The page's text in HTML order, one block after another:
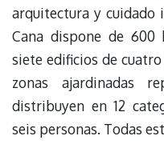
arquitectura y cuidado
Cana dispone de 600
siete edificios de
zonas ajardinadas
distribuyen en 12
seis personas. Todas